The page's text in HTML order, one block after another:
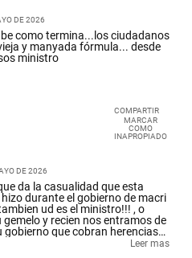
DE 2026
como termina...los ciudadanos
y manyada fórmula... desde
ministro
COMPARTIR
MARCAR
COMO
INAPROPIADO
DE 2026
da la casualidad que esta
durante el gobierno de macri
ud es el ministro!!! , o
gemelo y recien nos entramos de
gobierno que cobran herencias
se toma un taxi!!, daleeeee tenes
Leer mas